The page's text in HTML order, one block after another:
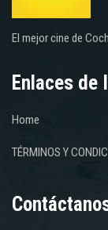
El mejor cine de
Enlaces de
Home
TÉRMINOS Y